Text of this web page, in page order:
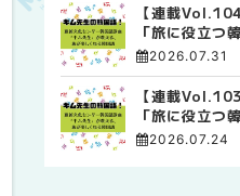
【連載
「旅に役立つ
尾について そ
2026.07.31
【連載
「旅に役立つ
尾について そ
2026.07.24